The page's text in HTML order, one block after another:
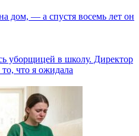
дом, — а спустя восемь лет он
уборщицей в школу. Директор
что я ожидала